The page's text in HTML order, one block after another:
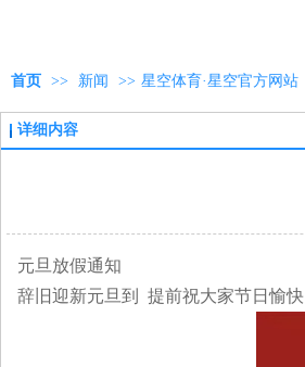
首页 >> 新闻 >> 星空体育·星空官方网站
详细内容
元旦放假通知
辞旧迎新元旦到 提前祝大家节日愉快